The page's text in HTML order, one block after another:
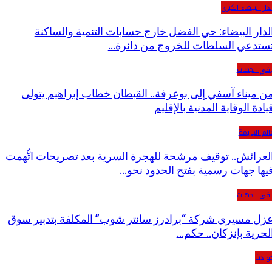
البيضاء الكبرى
البيضاء: حي الفضل خارج حسابات التنمية والساكنة
السلطات للخروج من دائرة…
الجهات
ميناء آسفي إلى بوعرفة.. القبطان خطاب إبراهيم يتولى
الوقاية المدنية بالإقليم
الجريمة
توقيف مرشحة للهجرة السرية بعد تصريحات اتُّهمت
جهات رسمية بفتح الحدود نحو…
الجهات
مسيري شركة “برادرز سانتر شوب” المكلفة بتدبير سوق
بإنزكان.. حكم…